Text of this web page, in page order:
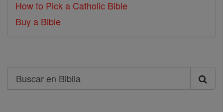
How to Pick a Catholic Bible
Buy a Bible
Search
Buscar